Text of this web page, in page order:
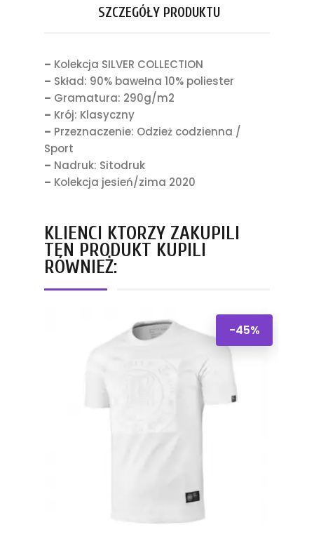
SZCZEGÓŁY PRODUKTU
– Kolekcja SILVER COLLECTION
– Skład: 90% bawełna 10% poliester
– Gramatura: 290g/m2
– Krój: Klasyczny
– Przeznaczenie: Odzież codzienna /
Sport
– Nadruk: Sitodruk
– Kolekcja jesień/zima 2020
KLIENCI KTÓRZY ZAKUPILI
TEN PRODUKT KUPILI
RÓWNIEŻ:
-45%